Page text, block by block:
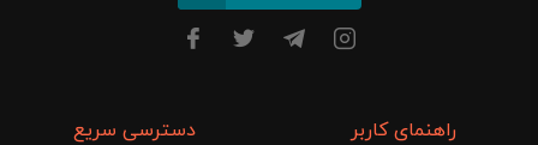
راهنمای کاربر دسترسی سریع